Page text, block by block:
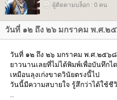
ผู้ติดตามบล็อก : 0 คน
วันที่ ๑๒ ถึง ๒๖ มกราคม พ.ศ.๒
วันที่ ๑๒ ถึง ๒๖ มกราคม พ.ศ.๒๕๖๘
ยาวนานเลยที่ไม่ได้พิมพ์เพื่อบันทึกไ
เหมือนลุงเก่งขาดวินัยตรงนี้ไป
วันนี้มีความสบายใจ รู้สึกว่าได้ใช้ชี